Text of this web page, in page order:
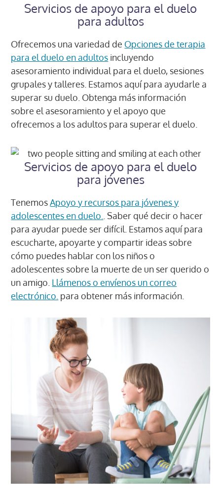
Servicios de apoyo para el duelo
para adultos
Ofrecemos una variedad de Opciones de terapia
para el duelo en adultos incluyendo
asesoramiento individual para el duelo, sesiones
grupales y talleres. Estamos aquí para ayudarle a
superar su duelo. Obtenga más información
sobre el asesoramiento y el apoyo que
ofrecemos a los adultos para superar el duelo.
Servicios de apoyo para el duelo
para jóvenes
TenemosApoyo y recursos para jóvenes y
adolescentes en duelo. . Saber qué decir o hacer
para ayudar puede ser difícil. Estamos aquí para
escucharte, apoyarte y compartir ideas sobre
cómo puedes hablar con los niños o
adolescentes sobre la muerte de un ser querido o
un amigo. Llámenos o envíenos un correo
electrónico. para obtener más información.